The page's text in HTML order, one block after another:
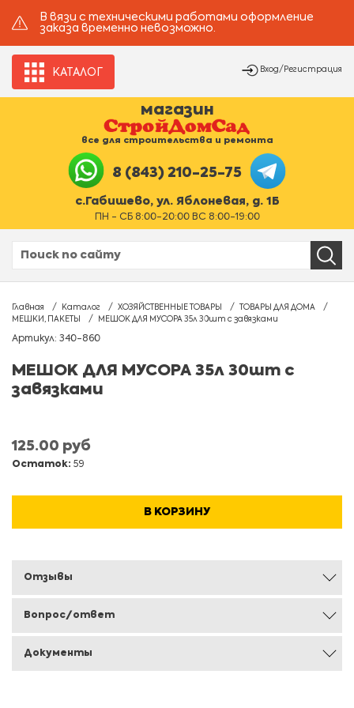
В вязи с техническими работами оформление
заказа временно невозможно.
КАТАЛОГ Вход/Регистрация
магазин
все для строительства и ремонта
8 (843) 210-25-75
с.Габишево, ул. Яблоневая, д. 1Б
ПН - СБ 8:00-20:00 ВС 8:00-19:00
Главная Каталог ХОЗЯЙСТВЕННЫЕ ТОВАРЫ
ТОВАРЫ ДЛЯ ДОМА
МЕШКИ, ПАКЕТЫ
МЕШОК ДЛЯ МУСОРА 35л 30шт с завязками
Артикул: 340-860
МЕШОК ДЛЯ МУСОРА 35л 30шт с
завязками
125.00 руб
Остаток: 59
В КОРЗИНУ
Отзывы
Вопрос/ответ
Документы